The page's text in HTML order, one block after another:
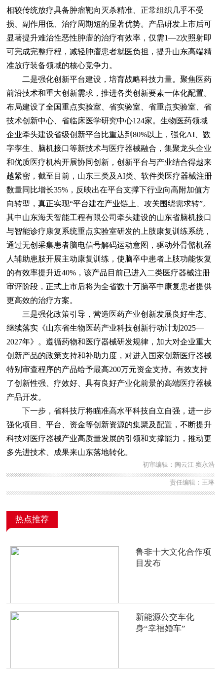
相较传统放疗具备肿瘤靶向灭杀精准、正常组织几乎不受
损、副作用低、治疗周期短的显著优势。产品研发上市后可
显著提升难治性恶性肿瘤的治疗有效率，仅需1—2次照射即
可完成完整疗程，减轻肿瘤患者就医负担，提升山东高端精
准放疗装备领域的核心竞争力。
二是强化创新平台建设，培育战略科技力量。聚焦医药
前沿技术和重大创新需求，推进各类创新要素一体化配置。
布局建设了全国重点实验室、省实验室、省重点实验室、省
技术创新中心、省临床医学研究中心124家。生物医药领域
企业牵头建设省级创新平台比重达到80%以上，强化AI、数
字孪生、脑机接口等新技术与医疗器械融合，集聚龙头企业
和优质医疗机构开展协同创新，创新平台与产业结合得越来
越紧密，截至目前，山东三类及AI类、软件类医疗器械注册
数量同比增长35%，反映出在平台支撑下行业向高附加值方
向转型，真正实现“平台建在产业链上、攻关围绕需求转”。
其中山东海天智能工程有限公司牵头建设的山东省脑机接口
与智能诊疗康复系统重点实验室研发的上肢康复训练系统，
通过无创采集患者脑电信号解码运动意图，驱动外骨骼机器
人辅助患肢开展主动康复训练，使脑卒中患者上肢功能恢复
的有效率提升近40%，该产品目前已进入二类医疗器械注册
审评阶段，正式上市后将为全省数十万脑卒中康复患者提供
更高效的治疗方案。
三是强化政策引导，营造医药产业创新发展良好生态。
继续落实《山东省生物医药产业科技创新行动计划2025—
2027年》。遵循药物和医疗器械研发规律，加大对企业重大
创新产品的政策支持和补助力度，对进入国家创新医疗器械
特别审查程序的产品给予最高200万元资金支持。有效支持
了创新性强、疗效好、具有良好产业化前景的高端医疗器械
产品开发。
下一步，省科技厅将瞄准高水平科技自立自强，进一步
强化项目、平台、资金等创新资源的集聚及配置，不断提升
科技对医疗器械产业高质量发展的引领和支撑能力，推动更
多先进技术、成果来山东落地转化。
初审编辑：陶云江 窦永浩
责任编辑：王琳
热点推荐
鲁非十大文化合作项
目发布
新能源公交车化
身“幸福婚车”